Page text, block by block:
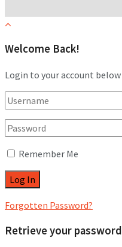
Welcome Back!
Login to your account below
Remember Me
Forgotten Password?
Retrieve your password